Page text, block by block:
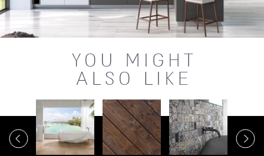
YOU MIGHT
ALSO LIKE